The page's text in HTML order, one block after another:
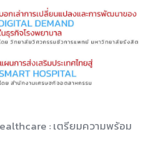
: เตรียมความพร้อม